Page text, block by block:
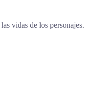
vidas de los personajes.